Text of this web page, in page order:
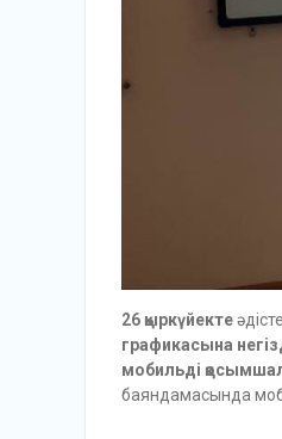
26 қыркүйекте
графикасына
мобильді
баяндамасында